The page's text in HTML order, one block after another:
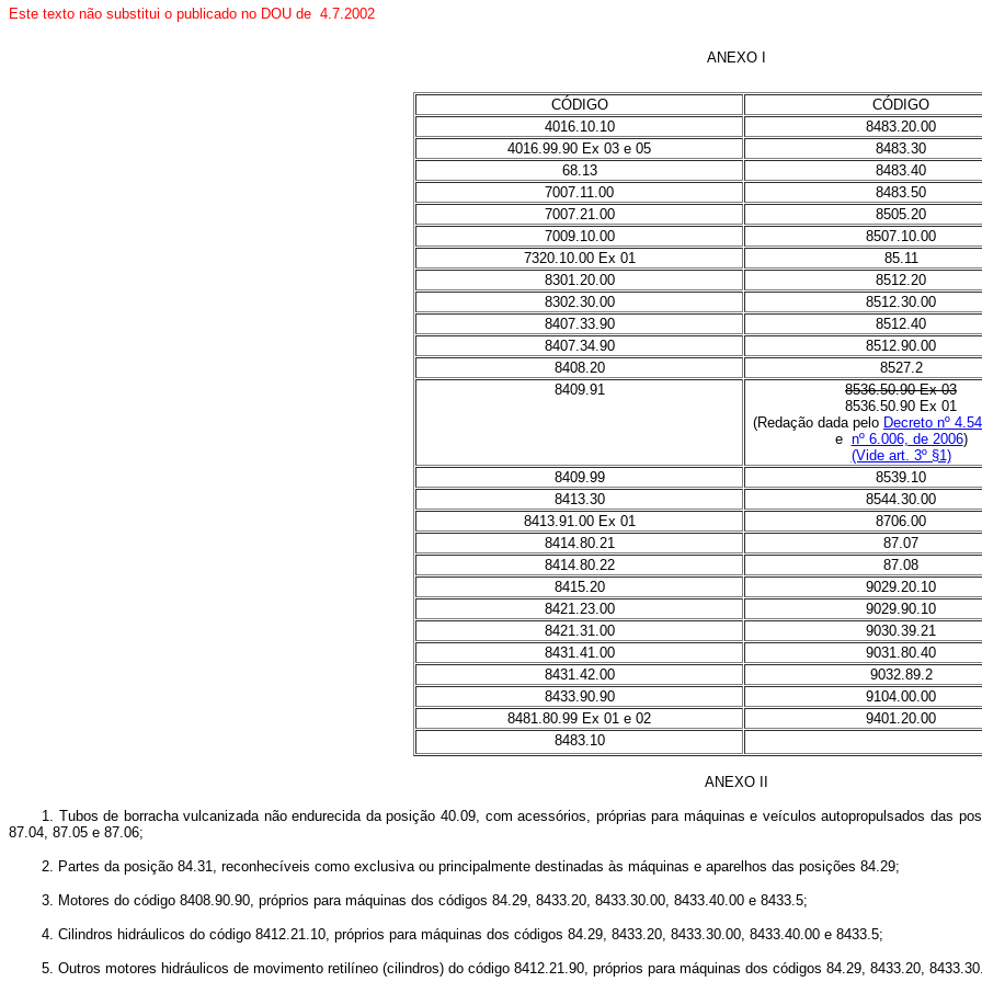
Este texto não substitui o publicado no DOU de 4.7.2002
ANEXO I
CÓDIGO
CÓDIGO
4016.10.10
8483.20.00
4016.99.90 Ex 03 e 05
8483.30
68.13
8483.40
7007.11.00
8483.50
7007.21.00
8505.20
7009.10.00
8507.10.00
7320.10.00 Ex 01
85.11
8301.20.00
8512.20
8302.30.00
8512.30.00
8407.33.90
8512.40
8407.34.90
8512.90.00
8408.20
8527.2
8409.91
8536.50.90 Ex 03
8536.50.90 Ex 01
(Redação dada pelo Decreto nº
e nº 6.006, de 2006)
(Vide art. 3º §1)
8409.99
8539.10
8413.30
8544.30.00
8413.91.00 Ex 01
8706.00
8414.80.21
87.07
8414.80.22
87.08
8415.20
9029.20.10
8421.23.00
9029.90.10
8421.31.00
9030.39.21
8431.41.00
9031.80.40
8431.42.00
9032.89.2
8433.90.90
9104.00.00
8481.80.99 Ex 01 e 02
9401.20.00
8483.10
ANEXO II
1. Tubos de borracha vulcanizada não endurecida da posição 40.09, com acessórios, próprias para máquinas e veículos autopropulsados das
87.04, 87.05 e 87.06;
2. Partes da posição 84.31, reconhecíveis como exclusiva ou principalmente destinadas às máquinas e aparelhos das posições 84.29;
3. Motores do código 8408.90.90, próprios para máquinas dos códigos 84.29, 8433.20, 8433.30.00, 8433.40.00 e 8433.5;
4. Cilindros hidráulicos do código 8412.21.10, próprios para máquinas dos códigos 84.29, 8433.20, 8433.30.00, 8433.40.00 e 8433.5;
5. Outros motores hidráulicos de movimento retilíneo (cilindros) do código 8412.21.90, próprios para máquinas dos códigos 84.29, 8433.20,